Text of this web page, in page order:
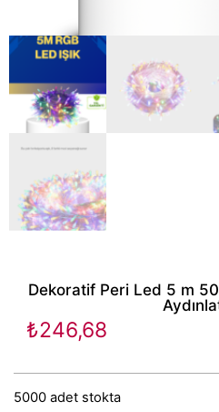
Dekoratif Peri Led 5 m
₺246,68
5000 adet stokta